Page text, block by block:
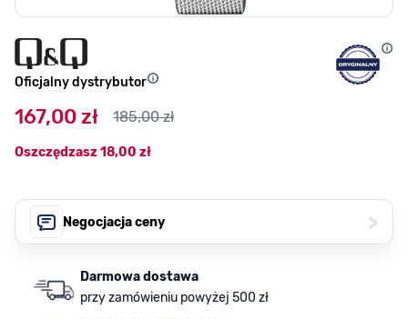
Oficjalny dystrybutor
167,00 zł 185,00 zł
Oszczędzasz18,00 zł
Negocjacja ceny >
Darmowa dostawa
przy zamówieniu powyżej 500 zł